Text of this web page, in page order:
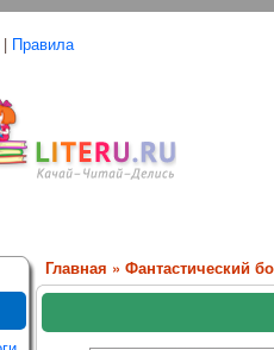
| Правила
Главная » Фантастический